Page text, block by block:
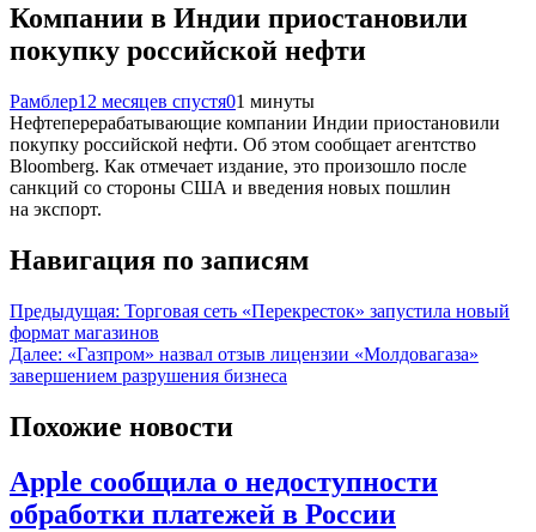
Компании в Индии приостановили
покупку российской нефти
Рамблер12 месяцев спустя01 минуты
Нефтеперерабатывающие компании Индии приостановили
покупку российской нефти. Об этом сообщает агентство
Bloomberg. Как отмечает издание, это произошло после
санкций со стороны США и введения новых пошлин
на экспорт.
Навигация по записям
Предыдущая: Торговая сеть «Перекресток» запустила новый
формат магазинов
Далее: «Газпром» назвал отзыв лицензии «Молдовагаза»
завершением разрушения бизнеса
Похожие новости
Apple сообщила о недоступности
обработки платежей в России